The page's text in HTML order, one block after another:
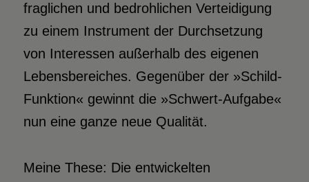
fraglichen und bedrohlichen Verteidigung
zu einem Instrument der Durchsetzung
von Interessen außerhalb des eigenen
Lebensbereiches. Gegenüber der »Schild-
Funktion« gewinnt die »Schwert-Aufgabe«
nun eine ganze neue Qualität.
Meine These: Die entwickelten